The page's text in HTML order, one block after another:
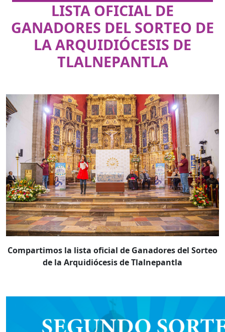
LISTA OFICIAL DE
GANADORES DEL SORTEO DE
LA ARQUIDIÓCESIS DE
TLALNEPANTLA
Compartimos la lista oficial de Ganadores del Sorteo
de la Arquidiócesis de Tlalnepantla